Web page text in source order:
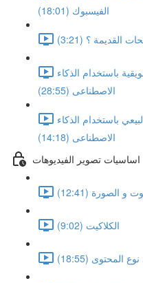
الفيسبوك (18:01)
القديمة ؟ (3:21)
باستخدام الذكاء
الاصطناعى (28:55)
باستخدام الذكاء
الاصطناعى (14:18)
تصوير الفيديوهات
الصورة (12:41)
الكلاكيت (9:02)
المحتوى (18:55)